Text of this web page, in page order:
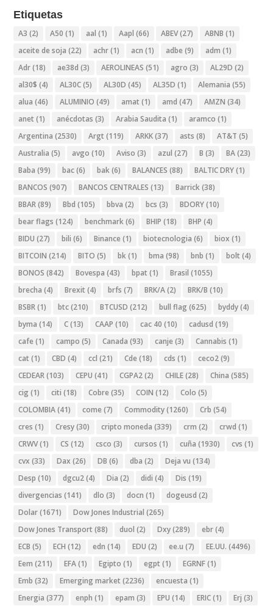
Etiquetas
A3 (2) A50 (1) aal (1) Aapl (66) ABEV(27) ABNB (1)
aceite de soja (22) achr(1) acn (1) adbe (9) adm (1)
Adr(18) ae38d (3) AEROLINEAS (51) agro (3) AL29D (2)
al30$ (4) AL30C(5) AL30D (45) AL35D (1) Alemania (55)
alua (46) ALUMINIO (49) amat (1) amd (47) AMZN (34)
anet (1) anécdotas (3) Arabia Saudita (1) aramco (1)
Argentina (2530) Argt (119) ARKK(37) asts (8) AT&T (5)
Australia (5) avgo (10) Aviso (3) azul (27) B (3) BA(23)
Baba (99) bac(6) bak(6) BALANCES (88) BALTIC DRY(1)
BANCOS (907) BANCOS CENTRALES (13) Barrick(38)
BBAR(89) Bbd (105) bbva (2) bcs (3) BDORY(10)
bear flags (124) benchmark(6) BHIP (18) BHP (4)
BIDU (27) bili (6) Binance (1) biotecnologia (6) biox (1)
BITCOIN (214) BITO (5) bk(1) bma (98) bnb (1) bolt (4)
BONOS (842) Bovespa (43) bpat (1) Brasil (1055)
brecha (4) Brexit (4) brfs (7) BRK/A(2) BRK/B (10)
BSBR(1) btc(210) BTCUSD (212) bull flag (625) byddy(4)
byma (14) C(13) CAAP (10) cac 40 (10) cadusd (19)
cafe (1) campo (5) Canada (93) canje (3) Cannabis (1)
cat (1) CBD (4) ccl (21) Cde (18) cds (1) ceco2(9)
CEDEAR(103) CEPU (41) CGPA2(2) CHILE(28) China (585)
cig (1) citi (18) Cobre (35) COIN (12) Colo (5)
COLOMBIA(41) come (7) Commodity(1260) Crb (54)
cres (1) Cresy(30) cripto moneda (339) crm (2) crwd (1)
CRWV(1) CS (12) csco (3) cursos (1) cuña (1930) cvs (1)
cvx (33) Dax (26) DB (6) dba (2) Deja vu (134)
Desp (10) dgcu2(4) Dia (2) didi (4) Dis (19)
divergencias (141) dlo (3) docn (1) dogeusd (2)
Dolar(1671) Dow Jones Industrial (265)
Dow Jones Transport (88) duol (2) Dxy(289) ebr(4)
ECB (5) ECH (12) edn (14) EDU (2) ee.u (7) EE.UU. (4496)
Eem (211) EFA(1) Egipto (1) egpt (1) EGRNF(1)
Emb (32) Emerging market (2236) encuesta (1)
Energia (377) enph (1) epam (3) EPU (14) ERIC(1) Erj (3)